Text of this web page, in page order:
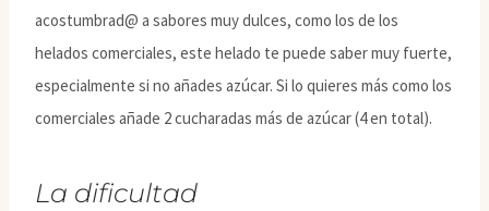
acostumbrad@ a sabores muy dulces, como los de los
helados comerciales, este helado te puede saber muy fuerte,
especialmente si no añades azúcar. Si lo quieres más como los
comerciales añade 2 cucharadas más de azúcar (4 en total).
La dificultad